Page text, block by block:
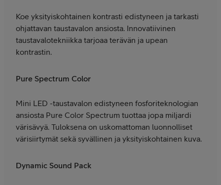
Koe yksityiskohtainen kontrasti edistyneen ja tarkasti
ohjattavan taustavalon ansiosta. Innovatiivinen
taustavalotekniikka tarjoaa terävän ja upean
kontrastin.
Pure Spectrum Color
Mini LED -taustavalon edistyneen fosforiteknologian
ansiosta Pure Color Spectrum tuottaa jopa miljardi
värisävyä. Tuloksena on uskomattoman luonnolliset
värisiirtymät sekä syvällinen ja yksityiskohtainen kuva.
Dynamic Sound Pack